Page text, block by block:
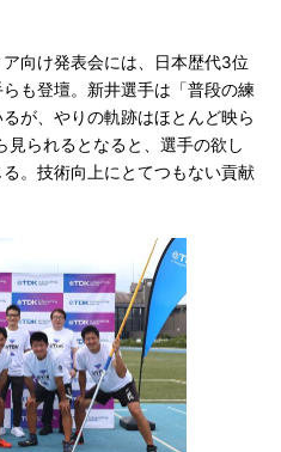
向け発表会には、日本歴代3位
も登壇。新井選手は「普段の練
が、やりの軌跡はほとんど映ら
られるとなると、選手の欲し
。技術向上にとてつもない貢献